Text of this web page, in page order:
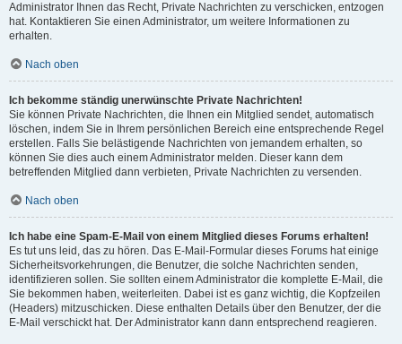
Administrator Ihnen das Recht, Private Nachrichten zu verschicken, entzogen
hat. Kontaktieren Sie einen Administrator, um weitere Informationen zu
erhalten.
Nach oben
Ich bekomme ständig unerwünschte Private Nachrichten!
Sie können Private Nachrichten, die Ihnen ein Mitglied sendet, automatisch
löschen, indem Sie in Ihrem persönlichen Bereich eine entsprechende Regel
erstellen. Falls Sie belästigende Nachrichten von jemandem erhalten, so
können Sie dies auch einem Administrator melden. Dieser kann dem
betreffenden Mitglied dann verbieten, Private Nachrichten zu versenden.
Nach oben
Ich habe eine Spam-E-Mail von einem Mitglied dieses Forums erhalten!
Es tut uns leid, das zu hören. Das E-Mail-Formular dieses Forums hat einige
Sicherheitsvorkehrungen, die Benutzer, die solche Nachrichten senden,
identifizieren sollen. Sie sollten einem Administrator die komplette E-Mail, die
Sie bekommen haben, weiterleiten. Dabei ist es ganz wichtig, die Kopfzeilen
(Headers) mitzuschicken. Diese enthalten Details über den Benutzer, der die
E-Mail verschickt hat. Der Administrator kann dann entsprechend reagieren.